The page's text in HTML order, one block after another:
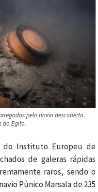
pelo navio descoberto.
do Egito.
do Instituto Europeu de
de galeras rápidas
raros, sendo o
Púnico Marsala de 235